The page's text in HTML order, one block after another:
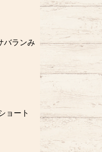
バランみ
ョート